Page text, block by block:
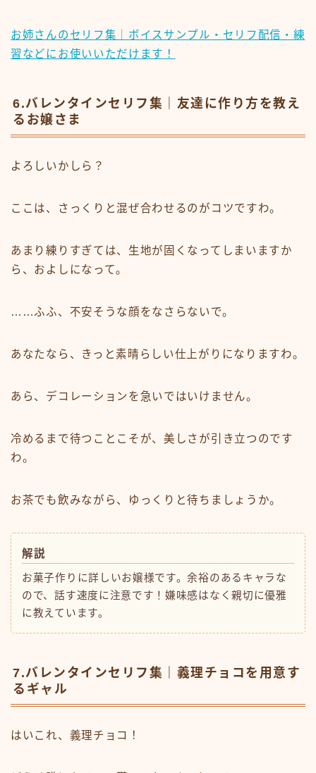
お姉さんのセリフ集｜ボイスサンプル・セリフ配信・練
習などにお使いいただけます！
6.バレンタインセリフ集｜友達に作り方を教え
るお嬢さま
よろしいかしら？
ここは、さっくりと混ぜ合わせるのがコツですわ。
あまり練りすぎては、生地が固くなってしまいますか
ら、およしになって。
……ふふ、不安そうな顔をなさらないで。
あなたなら、きっと素晴らしい仕上がりになりますわ。
あら、デコレーションを急いではいけません。
冷めるまで待つことこそが、美しさが引き立つのです
わ。
お茶でも飲みながら、ゆっくりと待ちましょうか。
解説
お菓子作りに詳しいお嬢様です。余裕のあるキャラな
ので、話す速度に注意です！嫌味感はなく親切に優雅
に教えています。
7.バレンタインセリフ集｜義理チョコを用意す
るギャル
はいこれ、義理チョコ！